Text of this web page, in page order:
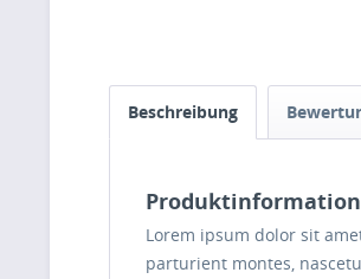
Beschreibung
Lorem ipsum dolor sit
parturient montes,